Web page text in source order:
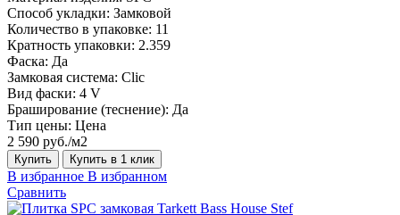
Способ укладки: Замковой
Количество в упаковке: 11
Кратность упаковки: 2.359
Фаска: Да
Замковая система: Сlic
Вид фаски: 4 V
Браширование (теснение): Да
Тип цены: Цена
2 590 руб./м2
Купить Купить в 1 клик
В избранное В избранном
Сравнить